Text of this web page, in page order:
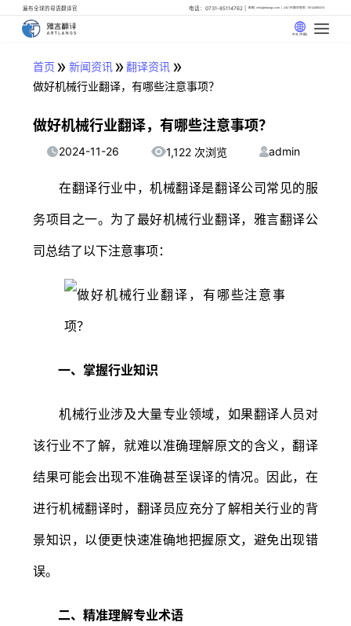
遍布全球的母语翻译官 电话：0731-85114762 邮箱: info@artlangs.com 24小时翻译管家: 18142666316
中文 (中国)
首页 » 新闻资讯» 翻译资讯 »
做好机械行业翻译，有哪些注意事项？
做好机械行业翻译，有哪些注意事项？
2024-11-26 1,122 次浏览 admin
在翻译行业中，机械翻译是翻译公司常见的服
务项目之一。为了最好机械行业翻译，雅言翻译公
司总结了以下注意事项：
一、掌握行业知识
机械行业涉及大量专业领域，如果翻译人员对
该行业不了解，就难以准确理解原文的含义，翻译
结果可能会出现不准确甚至误译的情况。因此，在
进行机械翻译时，翻译员应充分了解相关行业的背
景知识，以便更快速准确地把握原文，避免出现错
误。
二、精准理解专业术语